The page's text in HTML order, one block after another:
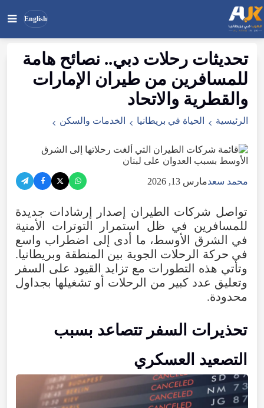
English
ابحث
الموقع
بحث تحديثات رحلات دبي.. نصائح هامة
للمسافرين من طيران الإمارات
والقطرية والاتحاد
الرئيسية الحياة في بريطانيا الخدمات والسكن
محمد سعدمارس 13, 2026
تواصل شركات الطيران إصدار إرشادات جديدة
للمسافرين
في ظل استمرار التوترات
الأمنية
في
الشرق الأوسط، ما أدى إلى اضطراب واسع
في حركة الرحلات الجوية بين المنطقة وبريطانيا.
وتأتي هذه التطورات مع تزايد القيود على
السفر
وتعليق عدد كبير من الرحلات أو تشغيلها بجداول
محدودة.
تحذيرات السفر تتصاعد بسبب
التصعيد العسكري